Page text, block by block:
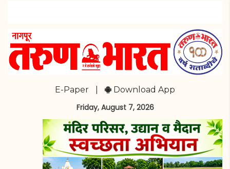
E-Paper Download App
Friday, August 7, 2026